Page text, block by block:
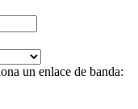
un enlace de banda: